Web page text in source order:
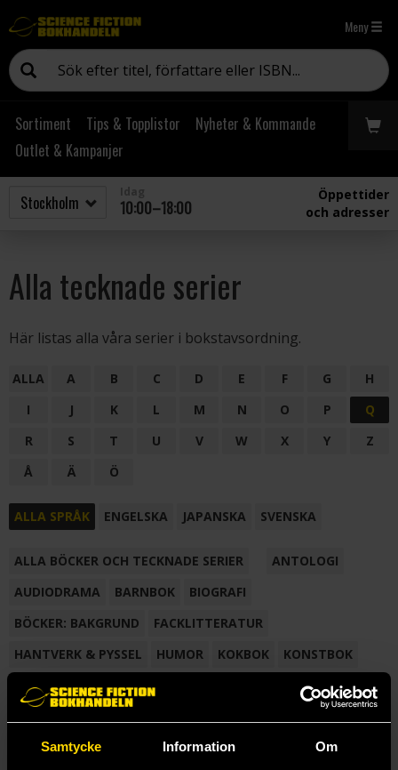
Samtycke Information Om
Meny
Sortiment Tips & Topplistor
Nyheter & Kommande
Outlet & Kampanjer
10:00–18:00
Öppettider
och adresser
Alla tecknade serier
Här listas alla våra serier i bokstavsordning.
ALLA A B C D E F G
H
I
J K L M N O P
Q
R
S T U V W X Y
Z
Å
Ä Ö
ALLA SPRÅK ENGELSKA JAPANSKA SVENSKA
ALLA BÖCKER OCH TECKNADE SERIER
ANTOLOGI
AUDIODRAMA
BARNBOK
BIOGRAFI
BÖCKER: BAKGRUND
FACKLITTERATUR
HANTVERK & PYSSEL
HUMOR KOKBOK
KONSTBOK
KORTROMAN
LÄROBOK
NOVELL
SAMLINGSVOLYM
TECKNA & MÅLA TECKNAD SERIE